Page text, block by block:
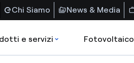
Chi Siamo News & Media
e servizi Fotovoltaico